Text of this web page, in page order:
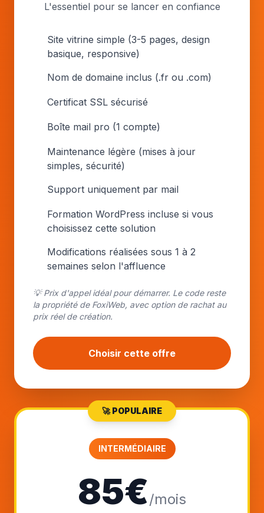
L'essentiel pour se lancer en confiance
Site vitrine simple (3-5 pages, design
basique, responsive)
Nom de domaine inclus (.fr ou .com)
Certificat SSL sécurisé
Boîte mail pro (1 compte)
Maintenance légère (mises à jour
simples, sécurité)
Support uniquement par mail
Formation WordPress incluse si vous
choisissez cette solution
Modifications réalisées sous 1 à 2
semaines selon l'affluence
💡 Prix d'appel idéal pour démarrer. Le code reste
la propriété de FoxiWeb, avec option de rachat au
prix réel de création.
Choisir cette offre
🚀 POPULAIRE
INTERMÉDIAIRE
85€/mois